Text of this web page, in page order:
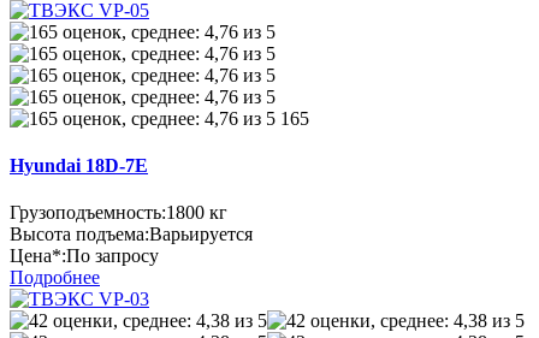
165
Hyundai 18D-7E
Грузоподъемность:1800 кг
Высота подъема:Варьируется
Цена*:По запросу
Подробнее